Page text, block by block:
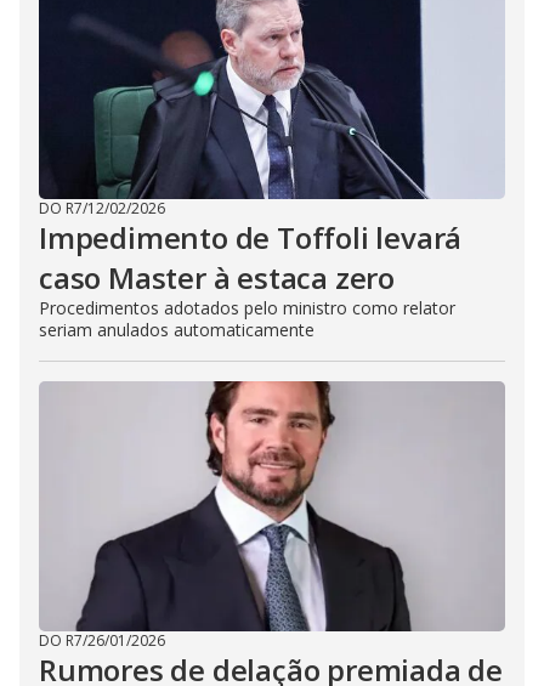
DO R7/12/02/2026
Impedimento de Toffoli levará
caso Master à estaca zero
Procedimentos adotados pelo ministro como relator
seriam anulados automaticamente
DO R7/26/01/2026
Rumores de delação premiada de